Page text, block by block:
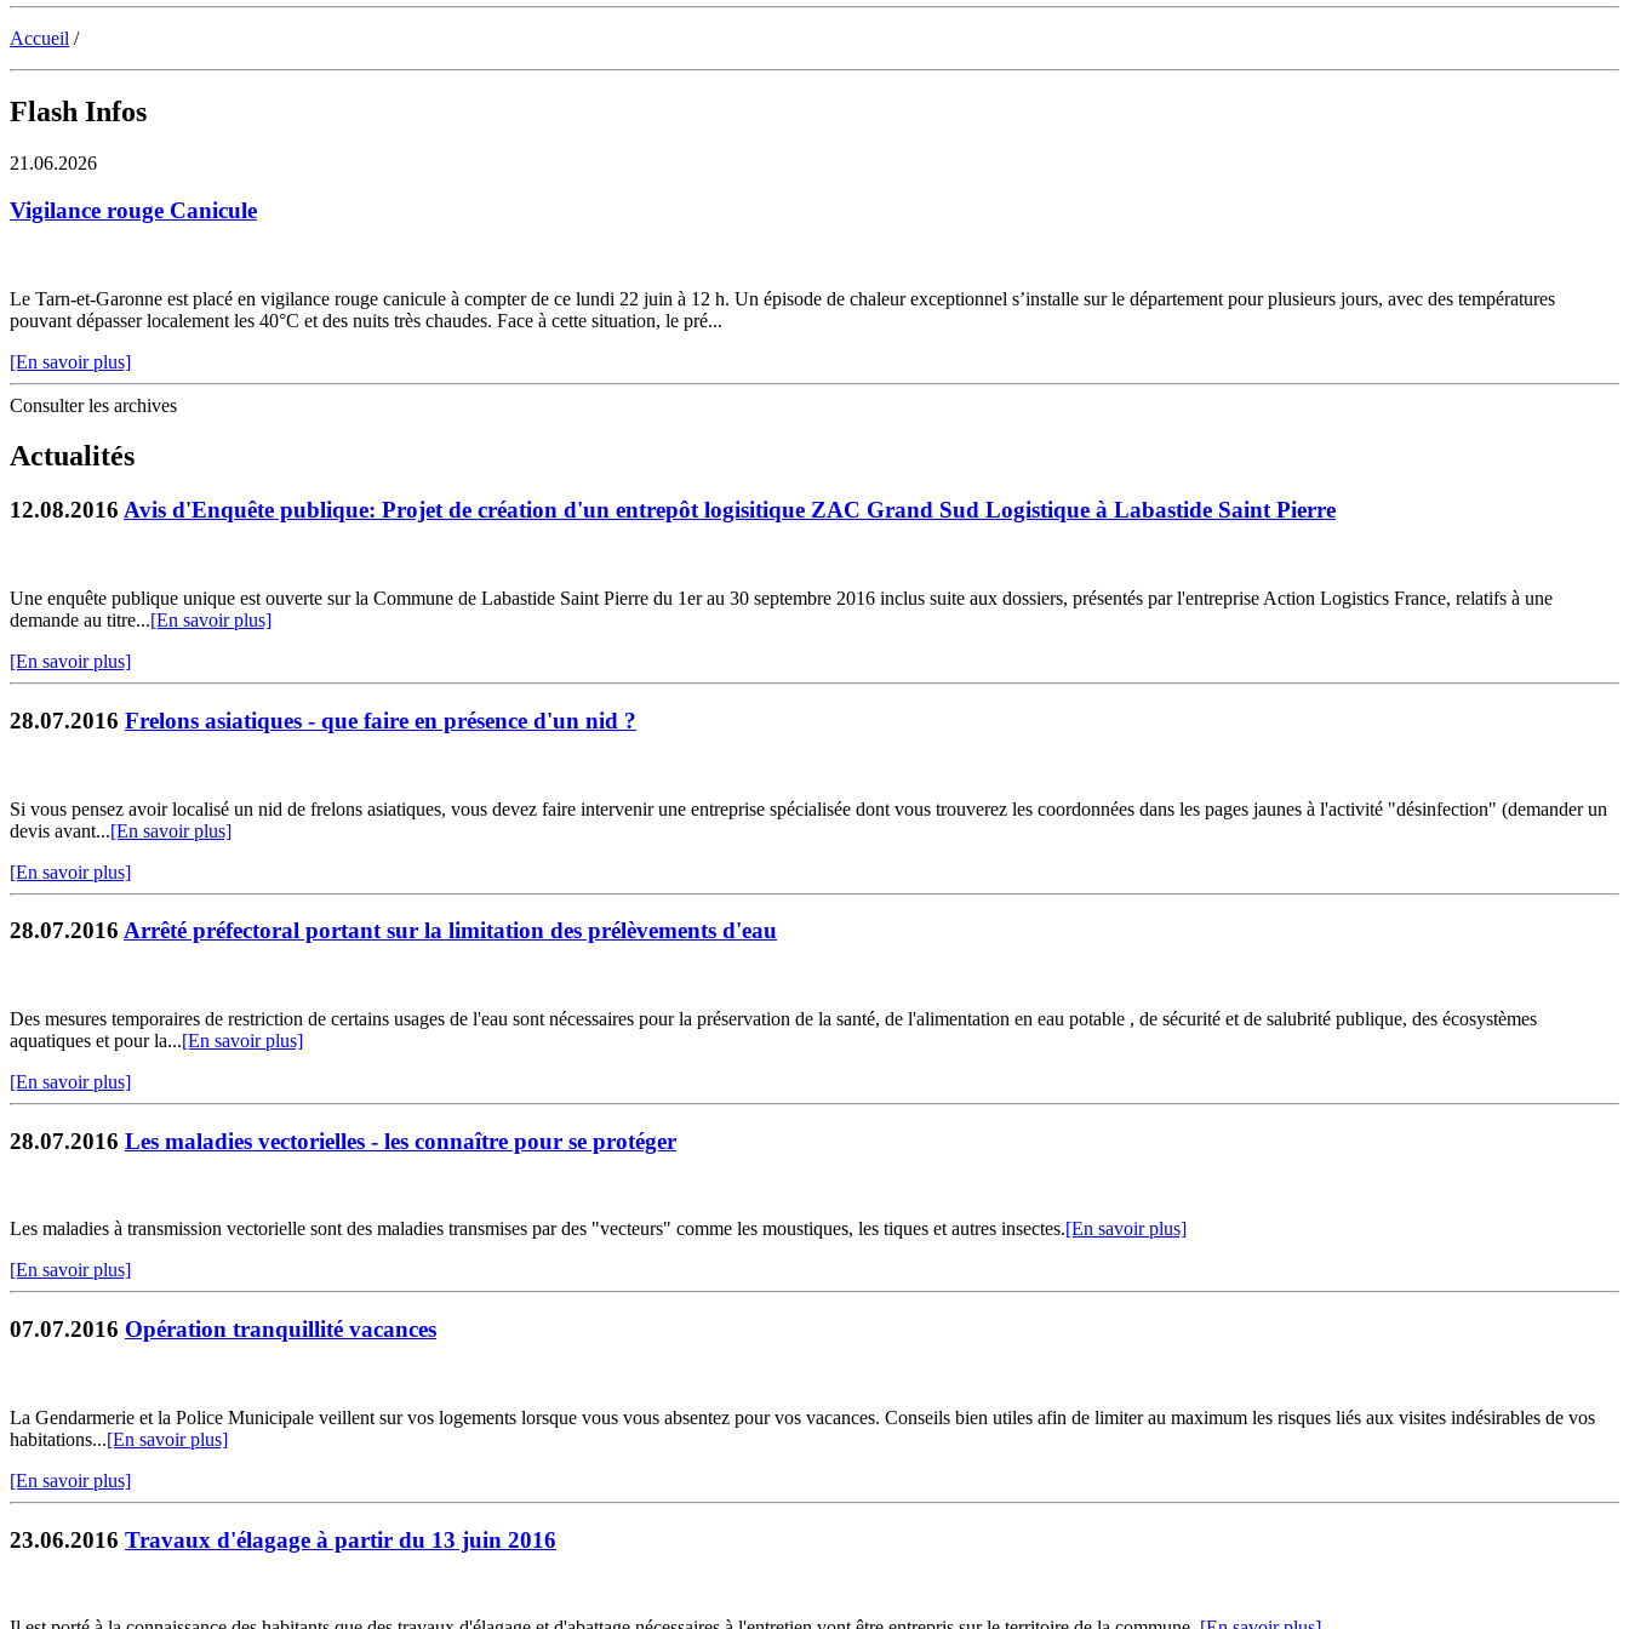
Accueil /
Flash Infos
21.06.2026
Vigilance rouge Canicule
Le Tarn-et-Garonne est placé en vigilance rouge canicule à compter de ce lundi 22 juin à 12 h. Un épisode de chaleur exceptionnel s’installe sur le département pour plusieurs jours, avec des températures
pouvant dépasser localement les 40°C et des nuits très chaudes. Face à cette situation, le pré...
[En savoir plus]
Consulter les archives
Actualités
12.08.2016 Avis d'Enquête publique: Projet de création d'un entrepôt logisitique ZAC Grand Sud Logistique à Labastide Saint Pierre
Une enquête publique unique est ouverte sur la Commune de Labastide Saint Pierre du 1er au 30 septembre 2016 inclus suite aux dossiers, présentés par l'entreprise Action Logistics France, relatifs à une
demande au titre...[En savoir plus]
[En savoir plus]
28.07.2016 Frelons asiatiques - que faire en présence d'un nid ?
Si vous pensez avoir localisé un nid de frelons asiatiques, vous devez faire intervenir une entreprise spécialisée dont vous trouverez les coordonnées dans les pages jaunes à l'activité "désinfection" (demander un
devis avant...[En savoir plus]
[En savoir plus]
28.07.2016 Arrêté préfectoral portant sur la limitation des prélèvements d'eau
Des mesures temporaires de restriction de certains usages de l'eau sont nécessaires pour la préservation de la santé, de l'alimentation en eau potable , de sécurité et de salubrité publique, des écosystèmes
aquatiques et pour la...[En savoir plus]
[En savoir plus]
28.07.2016 Les maladies vectorielles - les connaître pour se protéger
Les maladies à transmission vectorielle sont des maladies transmises par des "vecteurs" comme les moustiques, les tiques et autres insectes.[En savoir plus]
[En savoir plus]
07.07.2016 Opération tranquillité vacances
La Gendarmerie et la Police Municipale veillent sur vos logements lorsque vous vous absentez pour vos vacances. Conseils bien utiles afin de limiter au maximum les risques liés aux visites indésirables de vos
habitations...[En savoir plus]
[En savoir plus]
23.06.2016 Travaux d'élagage à partir du 13 juin 2016